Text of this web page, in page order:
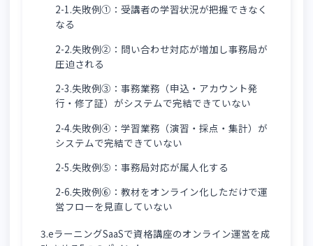
1.eラーニングSaaSで資格講座の運営が失敗しやすい
理由
2.資格講座のeラーニングSaaS運営でよくある6つの
失敗パターン
2-1.失敗例①：受講者の学習状況が把握できなく
なる
2-2.失敗例②：問い合わせ対応が増加し事務局が
圧迫される
行・修了証）がシステムで完結できていない